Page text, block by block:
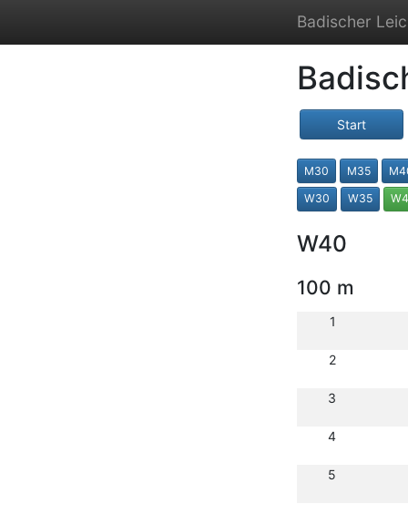
Badischer
Start
M30 M35
W30 W35
W40
100 m
1
2
3
4
5